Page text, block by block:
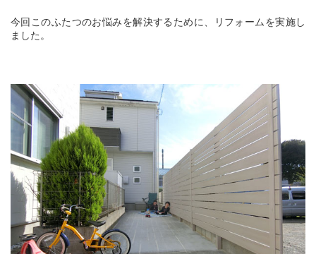
今回このふたつのお悩みを解決するために、リフォームを実施し
ました。